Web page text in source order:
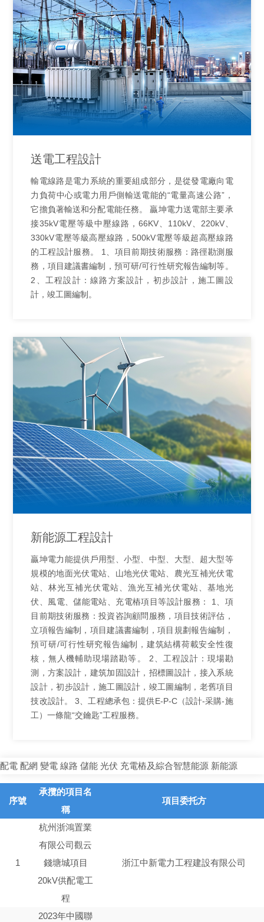
送電工程設計
輸電線路是電力系統的重要組成部分，是從發電廠向電
力負荷中心或電力用戶側輸送電能的“電量高速公路”，
它擔負著輸送和分配電能任務。 贏坤電力送電部主要承
接35kV電壓等級中壓線路，66KV、110kV、220kV、
330kV電壓等級高壓線路，500kV電壓等級超高壓線路
的工程設計服務。 1、項目前期技術服務：路徑勘測服
務，項目建議書編制，預可研/可行性研究報告編制等。
2、工程設計：線路方案設計，初步設計，施工圖設
計，竣工圖編制。
新能源工程設計
贏坤電力能提供戶用型、小型、中型、大型、超大型等
規模的地面光伏電站、山地光伏電站、農光互補光伏電
站、林光互補光伏電站、漁光互補光伏電站、基地光
伏、風電、儲能電站、充電樁項目等設計服務： 1、項
目前期技術服務：投資咨詢顧問服務，項目技術評估，
立項報告編制，項目建議書編制，項目規劃報告編制，
預可研/可行性研究報告編制，建筑結構荷載安全性復
核，無人機輔助現場踏勘等。 2、工程設計：現場勘
測，方案設計，建筑加固設計，招標圖設計，接入系統
設計，初步設計，施工圖設計，竣工圖編制，老舊項目
技改設計。 3、工程總承包：提供E-P-C（設計-采購-施
工）一條龍“交鑰匙”工程服務。
配電 配網 變電 線路 儲能 光伏 充電樁及綜合智慧能源 新能源
序號
承攬的項目名
稱
項目委托方
1
杭州浙鴻置業
有限公司觀云
錢塘城項目
20kV供配電工
程
浙江中新電力工程建設有限公司
2023年中國聯